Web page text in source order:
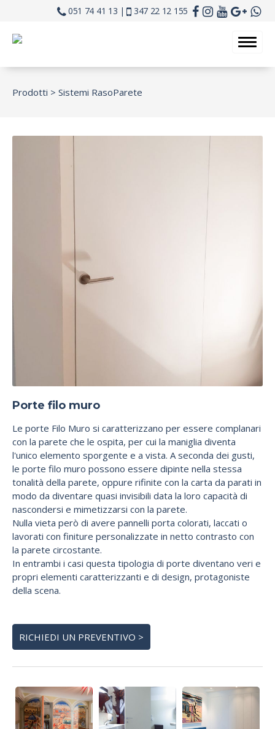
051 74 41 13 | 347 22 12 155
Prodotti > Sistemi RasoParete
Porte filo muro
Le porte Filo Muro si caratterizzano per essere complanari
con la parete che le ospita, per cui la maniglia diventa
l'unico elemento sporgente e a vista. A seconda dei gusti,
le porte filo muro possono essere dipinte nella stessa
tonalità della parete, oppure rifinite con la carta da parati in
modo da diventare quasi invisibili data la loro capacità di
nascondersi e mimetizzarsi con la parete.
Nulla vieta però di avere pannelli porta colorati, laccati o
lavorati con finiture personalizzate in netto contrasto con
la parete circostante.
In entrambi i casi questa tipologia di porte diventano veri e
propri elementi caratterizzanti e di design, protagoniste
della scena.
RICHIEDI UN PREVENTIVO >